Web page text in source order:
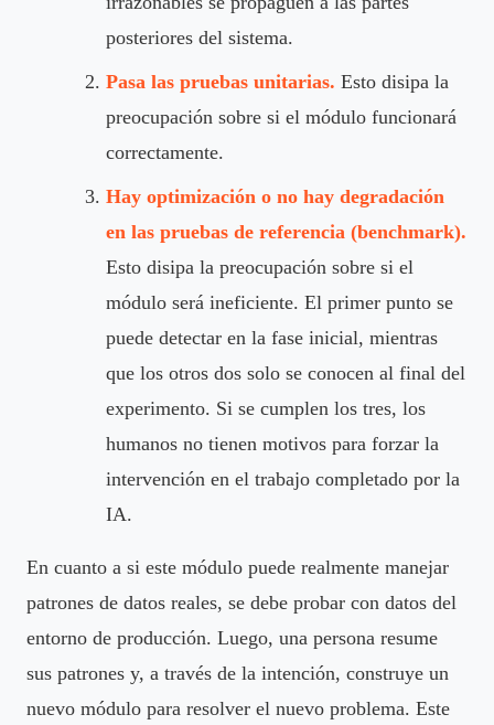
posteriores del sistema.
Pasa las pruebas unitarias. Esto disipa la
preocupación sobre si el módulo funcionará
correctamente.
Hay optimización o no hay degradación
en las pruebas de referencia (benchmark).
Esto disipa la preocupación sobre si el
módulo será ineficiente. El primer punto se
puede detectar en la fase inicial, mientras
que los otros dos solo se conocen al final del
experimento. Si se cumplen los tres, los
humanos no tienen motivos para forzar la
intervención en el trabajo completado por la
IA.
En cuanto a si este módulo puede realmente manejar
patrones de datos reales, se debe probar con datos del
entorno de producción. Luego, una persona resume
sus patrones y, a través de la intención, construye un
nuevo módulo para resolver el nuevo problema. Este